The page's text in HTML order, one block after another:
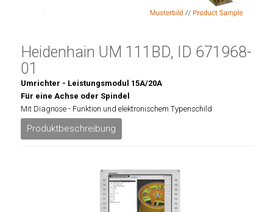
Heidenhain UM 111BD, ID 671968-
01
Umrichter - Leistungsmodul 15A/20A
Für eine Achse oder Spindel
Mit Diagnose - Funktion und elektronischem Typenschild
Produktbeschreibung